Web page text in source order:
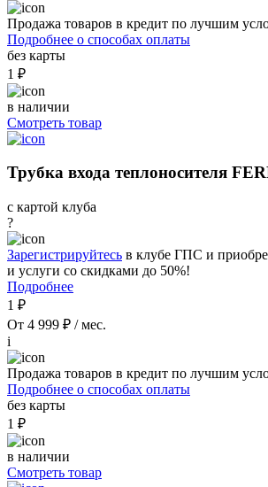
Продажа товаров в кредит по лучшим
Подробнее о способах оплаты
без карты
1 ₽
в наличии
Смотреть товар
Трубка входа теплоносителя
с картой клуба
?
Зарегистрируйтесь в клубе ГПС и
и услуги со скидками до 50%!
Подробнее
1 ₽
От 4 999 ₽ / мес.
i
Продажа товаров в кредит по лучшим
Подробнее о способах оплаты
без карты
1 ₽
в наличии
Смотреть товар